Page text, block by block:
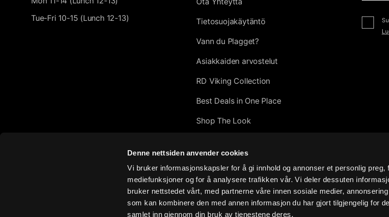
Denne nettsiden anvender cookies
Vi bruker informasjonskapsler for å gi innhold og annonser et personlig preg,
mediefunksjoner og for å analysere trafikken vår. Vi deler dessuten
bruker nettstedet vårt, med partnerne våre innen sosiale medier,
som kan kombinere den med annen informasjon du har gjort tilgjengelig for
samlet inn gjennom din bruk av tjenestene deres.
Tue-Fri 10-15 (Lunch 12-13)
Tietosuojakäytäntö
Vann du Plagget?
Asiakkaiden arvostelut
RD Viking Collection
Best Deals in One Place
Shop The Look
Exclusive Leather Collection 2026
How do I make a return?